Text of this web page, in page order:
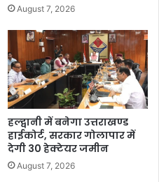
August 7, 2026
हल्द्वानी में बनेगा उत्तराखण्ड
हाईकोर्ट, सरकार गोलापार में
देगी 30 हेक्टेयर जमीन
August 7, 2026